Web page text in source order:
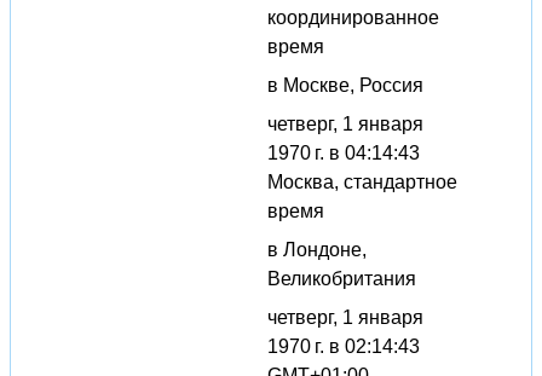
координированное
время
в Москве, Россия
четверг, 1 января
1970 г. в 04:14:43
Москва, стандартное
время
в Лондоне,
Великобритания
четверг, 1 января
1970 г. в 02:14:43